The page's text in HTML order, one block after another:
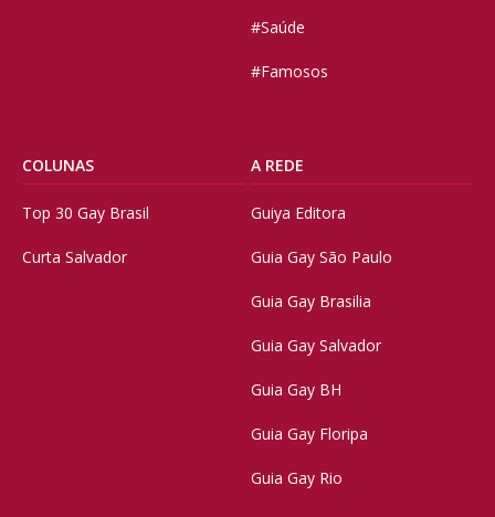
#Saúde
#Famosos
COLUNAS
Top 30 Gay Brasil
Curta Salvador
A REDE
Guiya Editora
Guia Gay São Paulo
Guia Gay Brasilia
Guia Gay Salvador
Guia Gay BH
Guia Gay Floripa
Guia Gay Rio